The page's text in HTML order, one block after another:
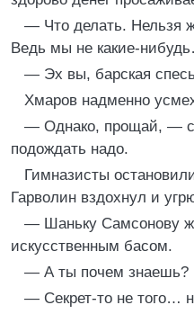
— Что делать. Нельзя
Ведь мы не какие-
— Эх вы, барская
Хмаров надменно
— Однако, прощай, —
подождать надо.
Гимназисты
Гарволин вздохнул и
— Шаньку Самсонову
искусственным басом.
— А ты почем знаешь?
— Секрет-то не того…